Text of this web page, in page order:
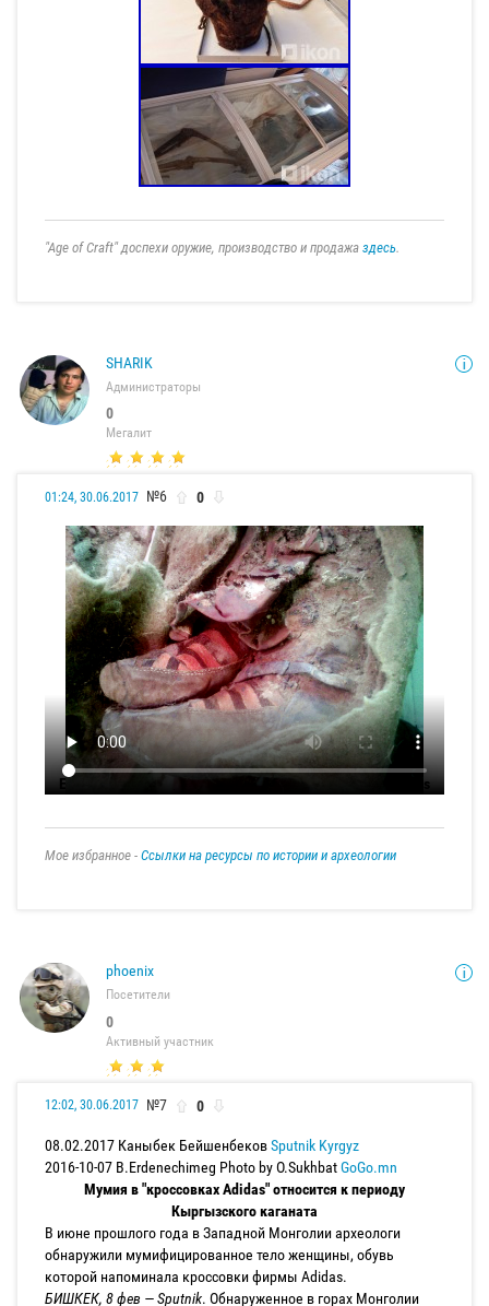
"Age of Craft" доспехи оружие, производство и продажа здесь
SHARIK
Администраторы
0
Мегалит
01:24, 30.06.2017 №6 0
26 апр. 2016 г.RT
Encuentran una momia de 1.500 arios que lleva unas Adidas
Мое избранное - Ссылки на ресурсы по истории и археологии
phoenix
Посетители
0
Активный участник
12:02, 30.06.2017 №7 0
08.02.2017 Каныбек БейшенбековSputnik Kyrgyz
2016-10-07 B.Erdenechimeg Photo by O.SukhbatGoGo.mn
Мумия в "кроссовках Adidas" относится к периоду
Кыргызского каганата
В июне прошлого года в Западной Монголии археологи
обнаружили мумифицированное тело женщины, обувь
которой напоминала кроссовки фирмы Adidas.
БИШКЕК, 8 фев — Sputnik. Обнаруженное в горах Монголии